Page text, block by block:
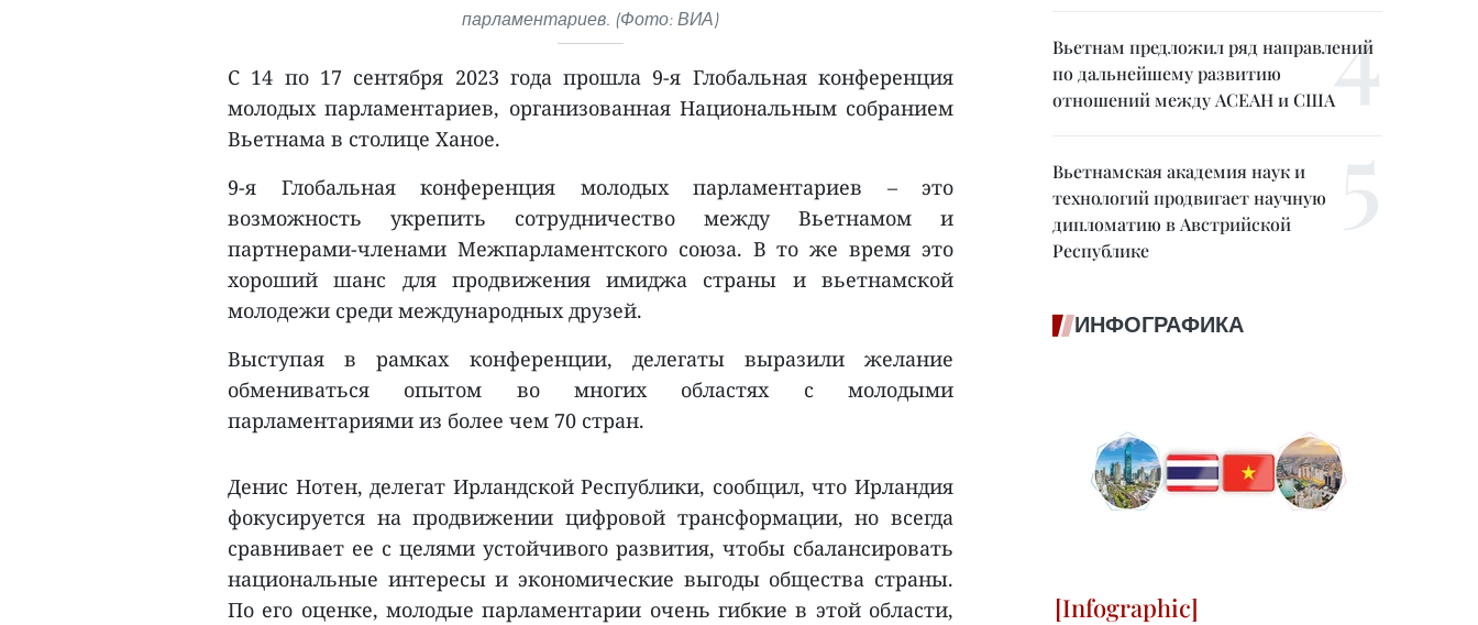
парламентариев. (Фото: ВИА)
С 14 по 17 сентября 2023 года прошла 9-я Глобальная конференция
молодых парламентариев, организованная Национальным собранием
Вьетнама в столице Ханое.
9-я Глобальная конференция молодых парламентариев – это
возможность укрепить сотрудничество между Вьетнамом и
партнерами-членами Межпарламентского союза. В то же время это
хороший шанс для продвижения имиджа страны и вьетнамской
молодежи среди международных друзей.
Выступая в рамках конференции, делегаты выразили желание
обмениваться опытом во многих областях с молодыми
парламентариями из более чем 70 стран.
Денис Нотен, делегат Ирландской Республики, сообщил, что Ирландия
фокусируется на продвижении цифровой трансформации, но всегда
сравнивает ее с целями устойчивого развития, чтобы сбалансировать
национальные интересы и экономические выгоды общества страны.
По его оценке, молодые парламентарии очень гибкие в этой области,
Вьетнам предложил ряд направлений
по дальнейшему развитию
отношений между АСЕАН и США
Вьетнамская академия наук и
технологий продвигает научную
дипломатию в Австрийской
Республике
ИНФОГРАФИКА